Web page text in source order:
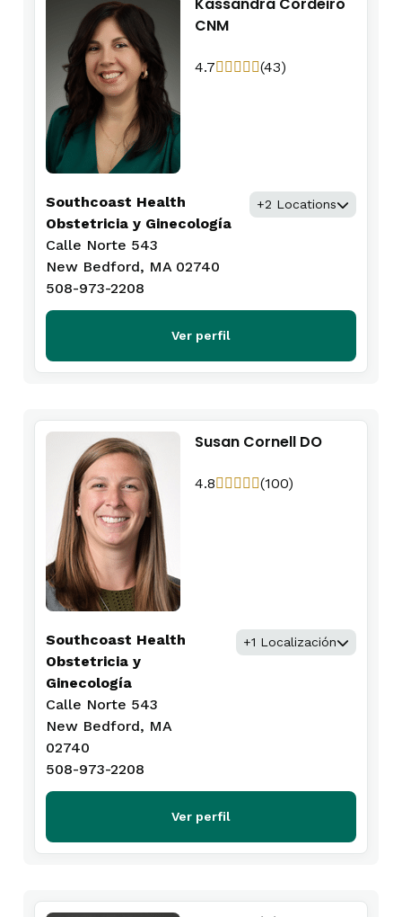
CNM
4.7 (43)
Southcoast Health
Obstetricia y Ginecología
Calle Norte 543
New Bedford, MA 02740
508-973-2208
+2 Locations
Ver perfil
Susan Cornell DO
4.8 (100)
Southcoast Health
Obstetricia y
Ginecología
Calle Norte 543
New Bedford, MA
02740
508-973-2208
+1 Localización
Ver perfil